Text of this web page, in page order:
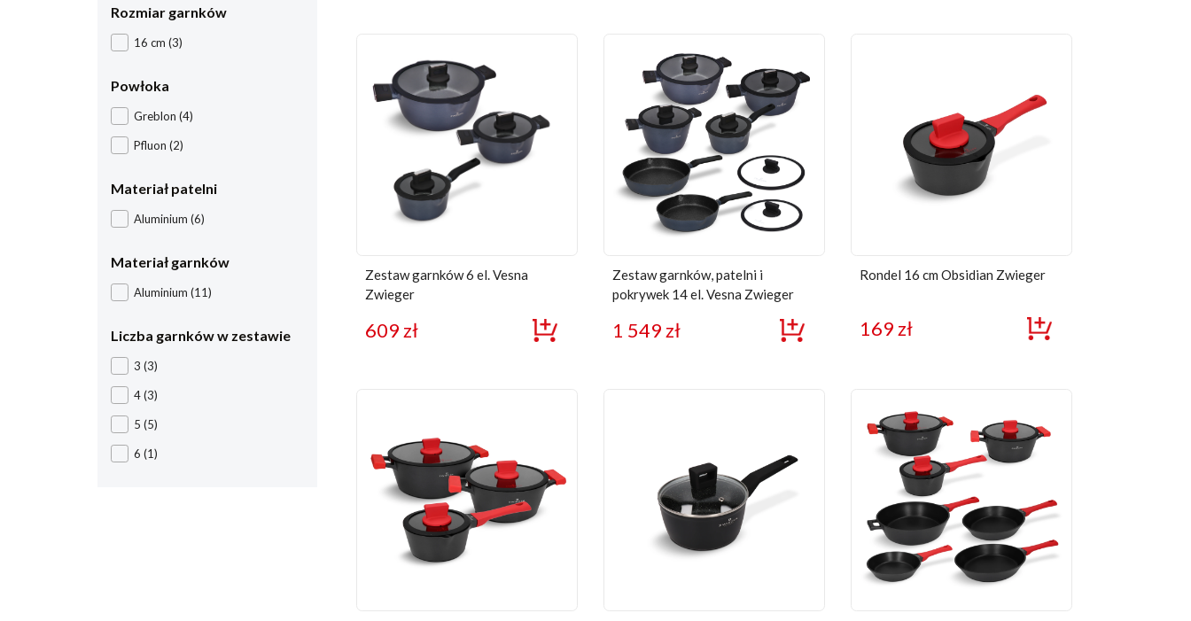
Rozmiar garnków
16 cm (3)
Powłoka
Greblon (4)
Pfluon (2)
Materiał patelni
Aluminium (6)
Materiał garnków
Aluminium (11)
Liczba garnków w zestawie
3 (3)
4(3)
5 (5)
6 (1)
Zestaw garnków 6 el. Vesna
Zwieger
609zł
Zestaw garnków, patelni i
pokrywek 14 el. Vesna Zwieger
1 549zł
Rondel 16 cm Obsidian Zwieger
169zł